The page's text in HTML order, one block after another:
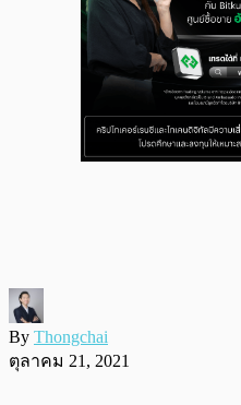
By Thongchai
ตุลาคม 21, 2021